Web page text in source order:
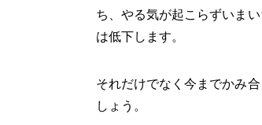
ち、やる気が起こらずいま
は低下します。
それだけでなく今までかみ
しょう。